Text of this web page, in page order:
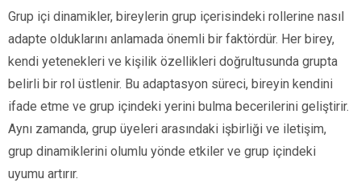
Grup içi dinamikler, bireylerin grup içerisindeki rollerine nasıl
adapte olduklarını anlamada önemli bir faktördür. Her birey,
kendi yetenekleri ve kişilik özellikleri doğrultusunda grupta
belirli bir rol üstlenir. Bu adaptasyon süreci, bireyin kendini
ifade etme ve grup içindeki yerini bulma becerilerini geliştirir.
Aynı zamanda, grup üyeleri arasındaki işbirliği ve iletişim,
grup dinamiklerini olumlu yönde etkiler ve grup içindeki
uyumu artırır.